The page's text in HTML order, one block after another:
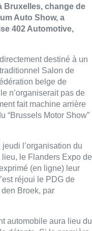
Bruxelles, change de
Auto Show, a
402 Automotive,
destiné à un
Salon de
belge de
n’organiserait pas de
fait machine arrière
“Brussels Motor Show”
l’organisation du
le Flanders Expo de
(en ligne) leur
réjoui le PDG de
Broek, par
automobile aura lieu du